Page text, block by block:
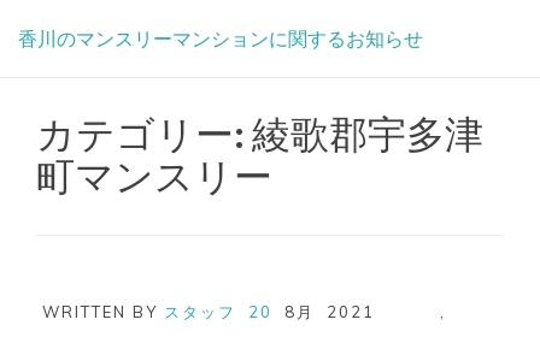
香川のマンスリーマンションに関するお知らせ
カテゴリー: 綾歌郡宇多津
町マンスリー
WRITTEN BY スタッフ 20 8月 ,
2021